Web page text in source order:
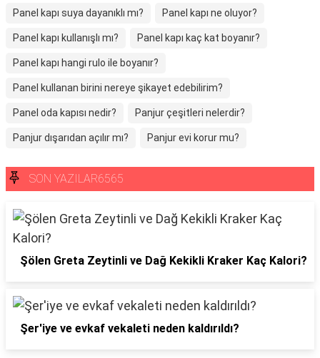
Panel kapı suya dayanıklı mı? Panel kapı ne oluyor?
Panel kapı kullanışlı mı? Panel kapı kaç kat boyanır?
Panel kapı hangi rulo ile boyanır?
Panel kullanan birini nereye şikayet edebilirim?
Panel oda kapısı nedir? Panjur çeşitleri nelerdir?
Panjur dışarıdan açılır mı? Panjur evi korur mu?
SON YAZILAR6565
Şölen Greta Zeytinli ve Dağ Kekikli Kraker Kaç Kalori?
Şer'iye ve evkaf vekaleti neden kaldırıldı?